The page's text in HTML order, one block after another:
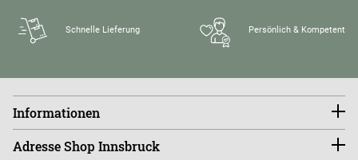
Schnelle Lieferung Persönlich & Kompetent
Adresse Shop Innsbruck
Informationen
Größentabellen